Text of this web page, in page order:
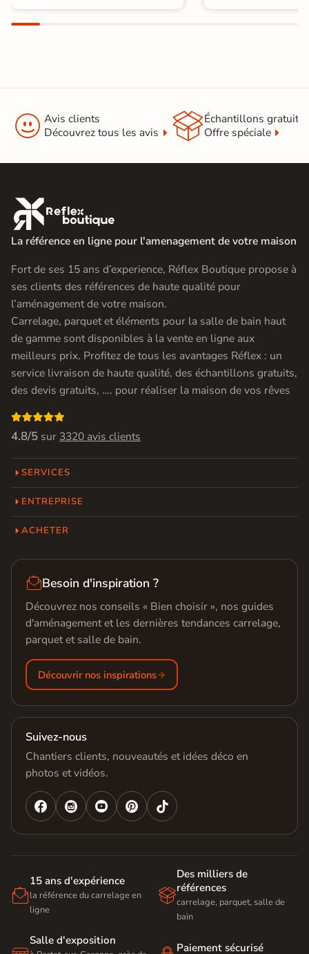
 Avis clients
Découvrez tous les avis
Échantillons gratuit
Offre spéciale

La référence en ligne pour l'amenagement de votre maison
Fort de ses 15 ans d’experience, Réflex Boutique propose à
ses clients des références de haute qualité pour
l’aménagement de votre maison.
Carrelage, parquet et éléments pour la salle de bain haut
de gamme sont disponibles à la vente en ligne aux
meilleurs prix. Profitez de tous les avantages Réflex : un
service livraison de haute qualité, des échantillons gratuits,
des devis gratuits, …. pour réaliser la maison de vos rêves

4.8/5 sur 3320 avis clients
SERVICES
ENTREPRISE
ACHETER
Besoin d'inspiration ?
Découvrez nos conseils « Bien choisir », nos guides
d'aménagement et les dernières tendances carrelage,
parquet et salle de bain.
Découvrir nos inspirations
Suivez-nous
Chantiers clients, nouveautés et idées déco en
photos et vidéos.
   

15 ans d'expérience
la référence du carrelage en
ligne

Des milliers de
références
carrelage, parquet, salle de
bain
Salle d'exposition
Paiement sécurisé